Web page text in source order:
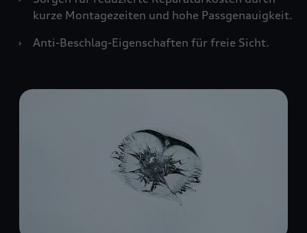
kurze Montagezeiten und hohe Passgenauigkeit.
›
Anti-Beschlag-Eigenschaften für freie Sicht.